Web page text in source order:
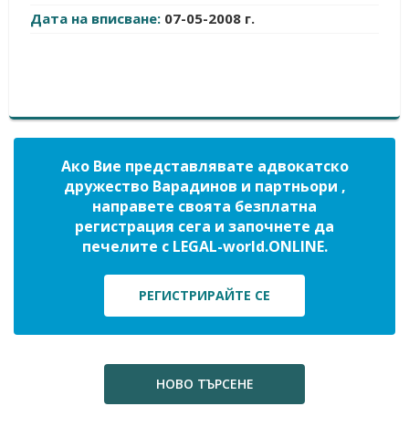
Дата на вписване: 07-05-2008 г.
Ако Вие представлявате адвокатско
дружество Варадинов и партньори ,
направете своята безплатна
регистрация сега и започнете да
печелите с LEGAL-world.ONLINE.
РЕГИСТРИРАЙТЕ СЕ
НОВО ТЪРСЕНЕ